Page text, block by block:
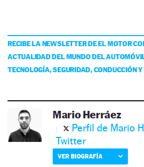
RECIBE LA NEWSLETTER DE EL MOTOR
ACTUALIDAD DEL MUNDO DEL
TECNOLOGÍA, SEGURIDAD, CONDUCCIÓN
Mario Herráez
Perfil de Mario
Twitter
VER BIOGRAFÍA